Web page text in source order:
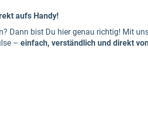
aufs Handy!
Dann bist Du hier genau richtig! Mit
– einfach, verständlich und direkt